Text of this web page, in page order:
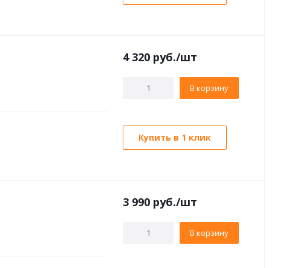
4 320 руб./шт
В корзину
Купить в 1 клик
3 990 руб./шт
В корзину